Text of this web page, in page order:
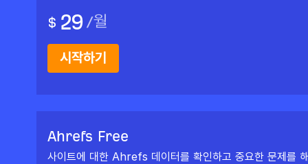
$ 29 /월
시작하기
Ahrefs Free
사이트에 대한 Ahrefs 데이터를 확인하고 중요한 문제를